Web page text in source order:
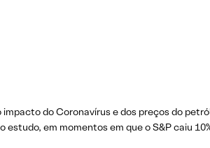
impacto do Coronavírus e dos preços do
estudo, em momentos em que o S&P caiu